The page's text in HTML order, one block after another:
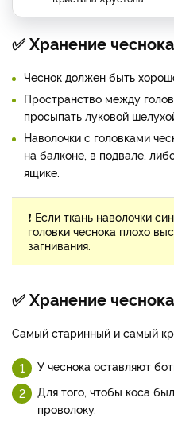
✅ Хранение
Чеснок должен быть
Пространство между
просыпать луковой
Наволочки с головками
на балконе, в подвале,
ящике.
❗ Если ткань наволочки
головки чеснока плохо
загнивания.
✅ Хранение
Самый старинный и самый
У чеснока оставляют
Для того, чтобы коса
проволоку.